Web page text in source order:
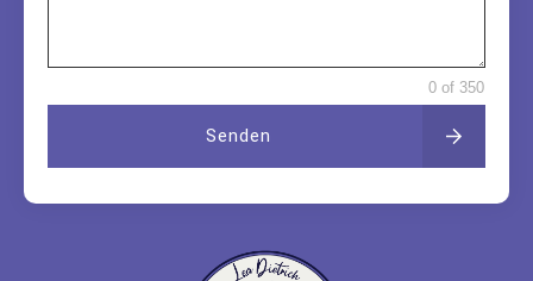
0 of 350
Senden